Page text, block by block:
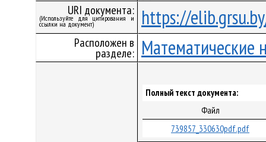
URI документа:
(Используйте для цитирования и
ссылки на документ) https://
Расположен в
разделе: Математические
Полный текст документа:
Файл
739857_330630pdf.pdf